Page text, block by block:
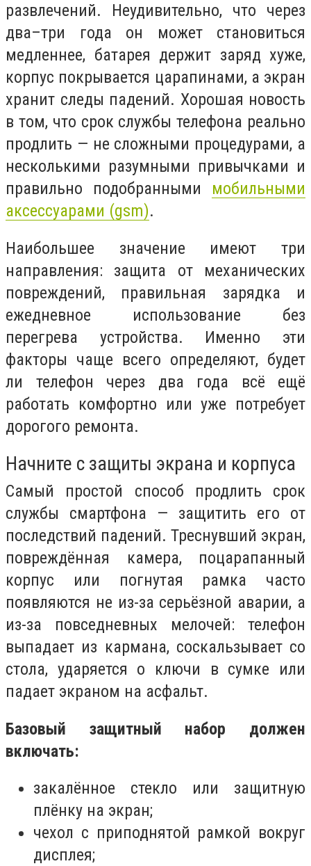
развлечений. Неудивительно, что через
два–три года он может становиться
медленнее, батарея держит заряд хуже,
корпус покрывается царапинами, а экран
хранит следы падений. Хорошая новость
в том, что срок службы телефона реально
продлить — не сложными процедурами, а
несколькими разумными привычками и
правильно подобранными мобильными
аксессуарами (gsm).
Наибольшее значение имеют три
направления: защита от механических
повреждений, правильная зарядка и
ежедневное использование без
перегрева устройства. Именно эти
факторы чаще всего определяют, будет
ли телефон через два года всё ещё
работать комфортно или уже потребует
дорогого ремонта.
Начните с защиты экрана и корпуса
Самый простой способ продлить срок
службы смартфона — защитить его от
последствий падений. Треснувший экран,
повреждённая камера, поцарапанный
корпус или погнутая рамка часто
появляются не из-за серьёзной аварии, а
из-за повседневных мелочей: телефон
выпадает из кармана, соскальзывает со
стола, ударяется о ключи в сумке или
падает экраном на асфальт.
Базовый защитный набор должен
включать:
закалённое стекло или защитную
плёнку на экран;
чехол с приподнятой рамкой вокруг
дисплея;